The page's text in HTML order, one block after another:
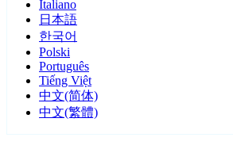
Italiano
日本語
한국어
Polski
Português
Tiếng Việt
中文(简体)
中文(繁體)